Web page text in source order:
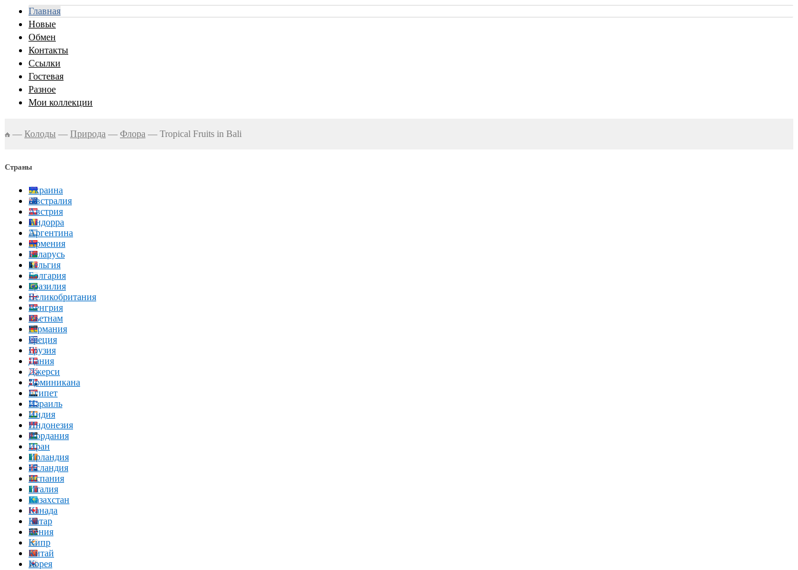
Главная
Новые
Обмен
Контакты
Ссылки
Гостевая
Разное
Мои коллекции
— Колоды — Природа — Флора — Tropical Fruits in Bali
Страны
Украина
Австралия
Австрия
Андорра
Аргентина
Армения
Беларусь
Бельгия
Болгария
Бразилия
Великобритания
Венгрия
Вьетнам
Германия
Греция
Грузия
Дания
Джерси
Доминикана
Египет
Израиль
Индия
Индонезия
Иордания
Иран
Ирландия
Исландия
Испания
Италия
Казахстан
Канада
Катар
Кения
Кипр
Китай
Корея